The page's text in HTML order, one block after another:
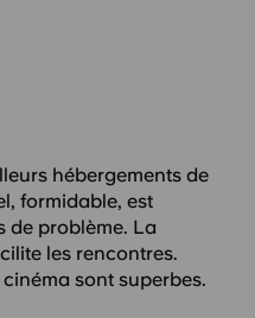
hébergements de
formidable, est
de problème. La
les rencontres.
sont superbes.